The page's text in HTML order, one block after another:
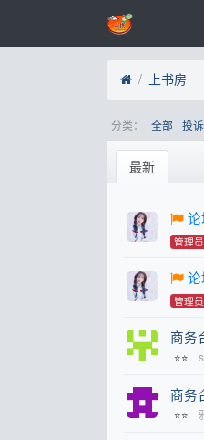
上书房
分类： 全部 投
最新
管理员
管理员
商务
⭐⭐
商务
⭐⭐